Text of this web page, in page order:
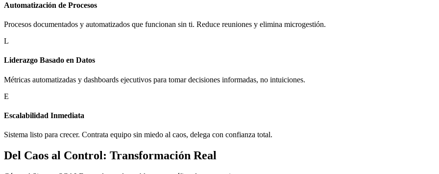
Automatización de Procesos
Procesos documentados y automatizados que funcionan sin ti. Reduce reuniones y elimina microgestión.
L
Liderazgo Basado en Datos
Métricas automatizadas y dashboards ejecutivos para tomar decisiones informadas, no intuiciones.
E
Escalabilidad Inmediata
Sistema listo para crecer. Contrata equipo sin miedo al caos, delega con confianza total.
Del Caos al Control: Transformación Real